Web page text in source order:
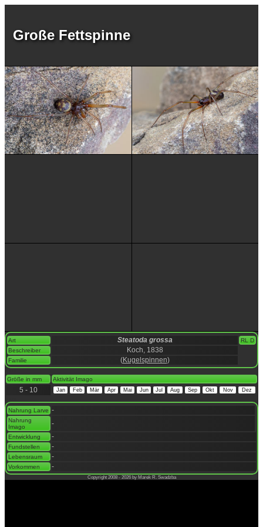
Große Fettspinne
Art Steatoda grossa
RL D
Beschreiber
Koch, 1838
Familie (Kugelspinnen)
Größe in mm Aktivität Imago
5 - 10 Jan Feb Mär Apr Mai Jun Jul Aug Sep Okt Nov Dez
Nahrung Larve -
Nahrung
Imago
-
Entwicklung -
Fundstellen -
Lebensraum -
Vorkommen -
Copyright 2008 - 2026 by Marek R. Swadzba